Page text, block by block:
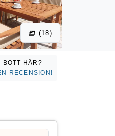
(18)
BOTT HÄR?
RECENSION!